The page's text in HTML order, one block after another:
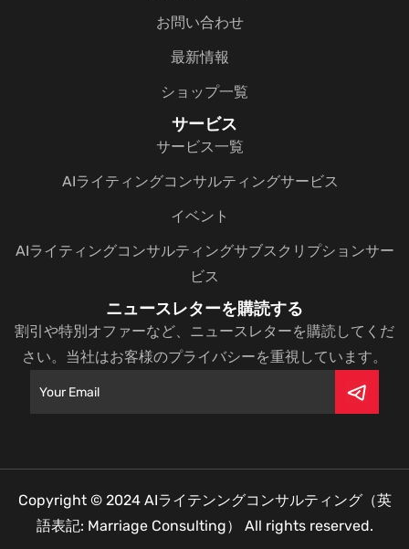
お問い合わせ
最新情報
ショップ一覧
サービス
サービス一覧
AIライティングコンサルティングサービス
イベント
AIライティングコンサルティングサブスクリプションサー
ビス
ニュースレターを購読する
割引や特別オファーなど、ニュースレターを購読してくだ
さい。当社はお客様のプライバシーを重視しています。
Copyright © 2024 AIライテンングコンサルティング（英
語表記: Marriage Consulting）
All rights reserved.